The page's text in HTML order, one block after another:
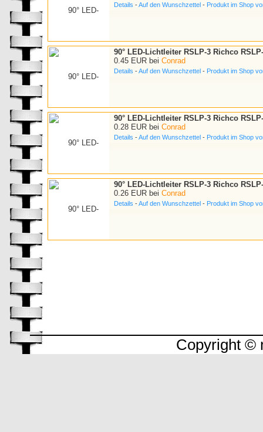
Details -Auf den Wunschzettel - Produkt im Shop
90° LED-Lichtleiter RSLP-3 Richco
0.45 EUR bei Conrad
Details -Auf den Wunschzettel - Produkt im Shop
90° LED-Lichtleiter RSLP-3 Richco
0.28 EUR bei Conrad
Details -Auf den Wunschzettel - Produkt im Shop
90° LED-Lichtleiter RSLP-3 Richco
0.26 EUR bei Conrad
Details -Auf den Wunschzettel - Produkt im Shop
Copyright ©